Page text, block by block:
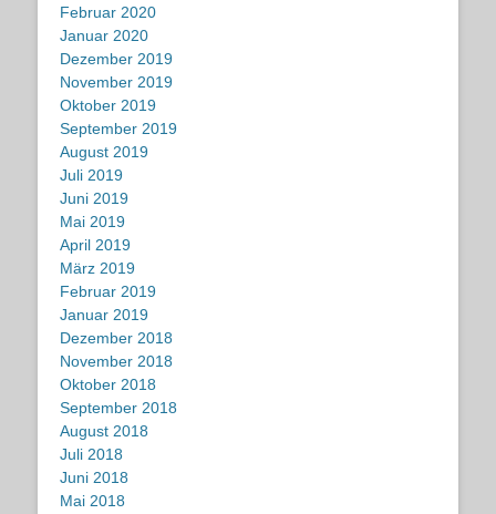
Februar 2020
Januar 2020
Dezember 2019
November 2019
Oktober 2019
September 2019
August 2019
Juli 2019
Juni 2019
Mai 2019
April 2019
März 2019
Februar 2019
Januar 2019
Dezember 2018
November 2018
Oktober 2018
September 2018
August 2018
Juli 2018
Juni 2018
Mai 2018